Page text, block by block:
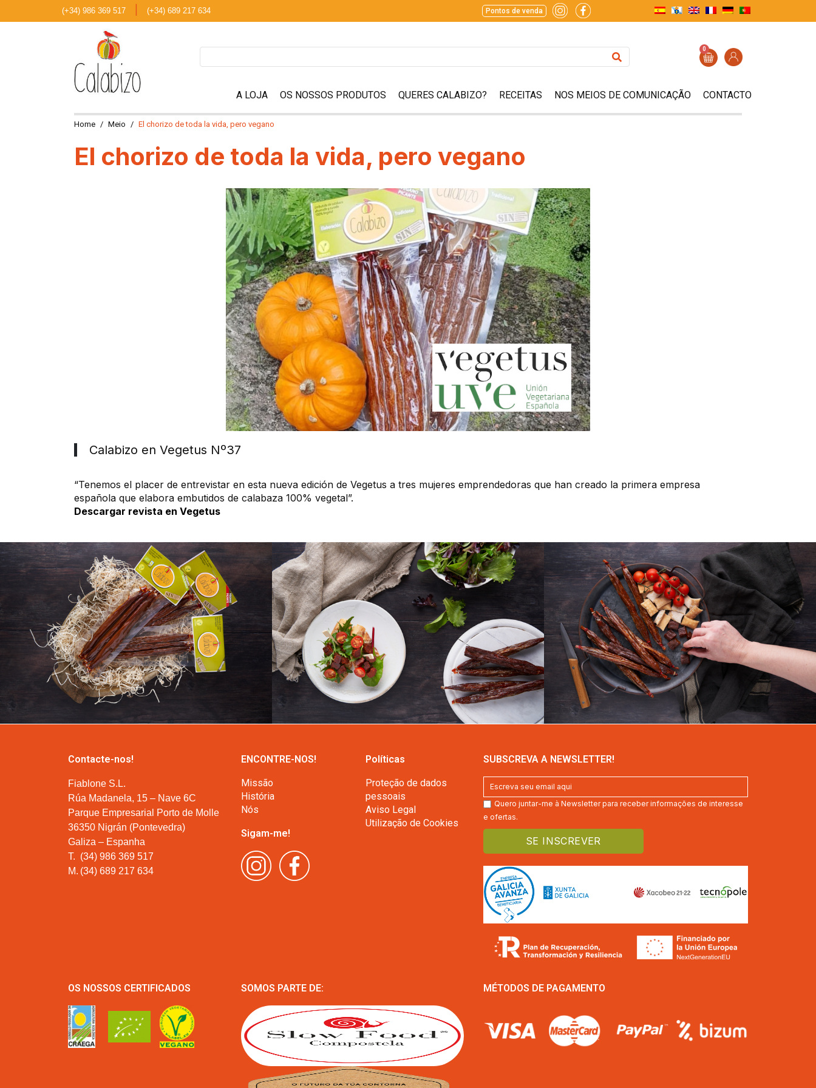
(+34) 986 369 517 (+34) 689 217 634 Pontos de venda
0
A LOJA OS NOSSOS PRODUTOS QUERES CALABIZO? RECEITAS NOS MEIOS DE COMUNICAÇÃO CONTACTO
Home Meio El chorizo de toda la vida, pero vegano
El chorizo de toda la vida, pero vegano
Calabizo en Vegetus Nº37
“Tenemos el placer de entrevistar en esta nueva edición de Vegetus a tres mujeres emprendedoras que han creado la primera empresa
española que elabora embutidos de calabaza 100% vegetal”.
Descargar revista en Vegetus
Contacte-nos!
Fiablone S.L.
Rúa Madanela, 15 – Nave 6C
Parque Empresarial Porto de Molle
36350 Nigrán (Pontevedra)
Galiza – Espanha
T. (34) 986 369 517
M. (34) 689 217 634
ENCONTRE-NOS!
Missão
História
Nós
Sigam-me!
Políticas
Proteção de dados
pessoais
Aviso Legal
Utilização de Cookies
SUBSCREVA A NEWSLETTER!
Quero juntar-me à Newsletter para receber informações de interesse
e ofertas.
OS NOSSOS CERTIFICADOS SOMOS PARTE DE: MÉTODOS DE PAGAMENTO